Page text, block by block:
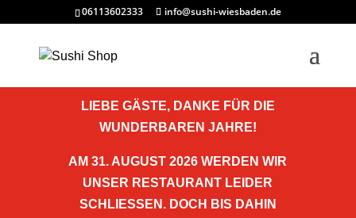
06113602333 info@sushi-wiesbaden.de
LIEBE GÄSTE, DANKE FÜR DIE
WUNDERBAREN JAHRE!
AM 31. AUGUST 2026 WERDEN WIR
UNSER RESTAURANT LEIDER
SCHLIESSEN. DOCH BIS DAHIN M